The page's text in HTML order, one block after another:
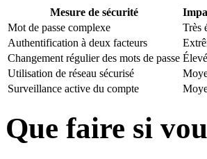
Mesure de sécurité
Mot de passe complexe
Très
Authentification à deux facteurs
Changement régulier des mots de passe Élevé
Utilisation de réseau sécurisé
Surveillance active du compte
Que faire si